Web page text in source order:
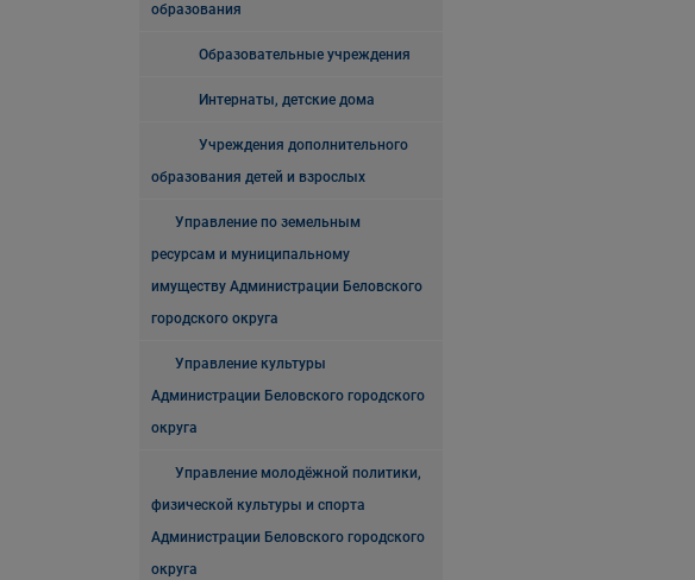
образования
Образовательные учреждения
Интернаты, детские дома
Учреждения дополнительного
образования детей и взрослых
Управление по земельным
ресурсам и муниципальному
имуществу Администрации Беловского
городского округа
Управление культуры
Администрации Беловского городского
округа
Управление молодёжной политики,
физической культуры и спорта
Администрации Беловского городского
округа